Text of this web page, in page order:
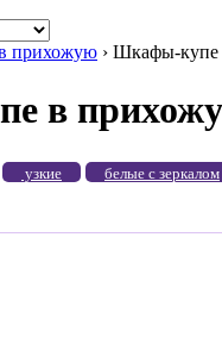
прихожую › Шкафы-купе
в
узкие белые с зеркалом